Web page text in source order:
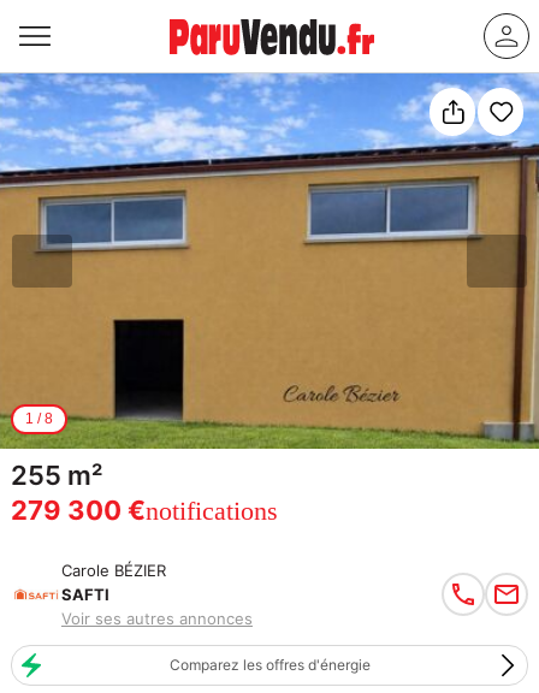
1 /8
255 m²
279 300 €notifications
Carole BÉZIER
SAFTI
Voir ses autres annonces
Comparez les offres d'énergie